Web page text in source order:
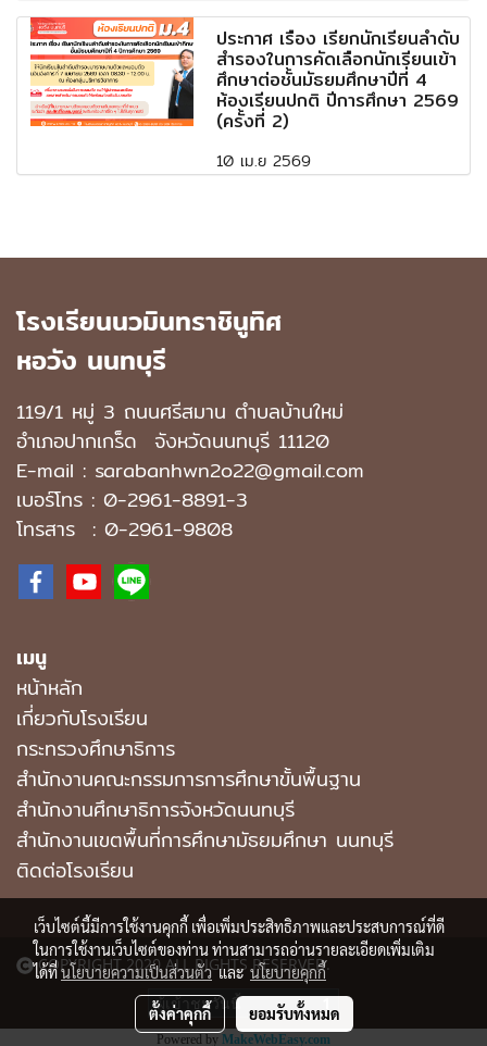
ประกาศ เรื่อง เรียกนักเรียนลำดับ
สำรองในการคัดเลือกนักเรียนเข้า
ศึกษาต่อชั้นมัธยมศึกษาปีที่ 4
ห้องเรียนปกติ ปีการศึกษา 2569
(ครั้งที่ 2)
10 เม.ย 2569
โรงเรียนนวมินทราชินูทิศ
หอวัง นนทบุรี
119/1 หมู่ 3 ถนนศรีสมาน ตำบลบ้านใหม่
อำเภอปากเกร็ด จังหวัดนนทบุรี 11120
E-mail : sarabanhwn2o22@gmail.com
เบอร์โทร : 0-2961-8891-3
โทรสาร : 0-2961-9808
เมนู
หน้าหลัก
เกี่ยวกับโรงเรียน
กระทรวงศึกษาธิการ
สำนักงานคณะกรรมการการศึกษาขั้นพื้นฐาน
สำนักงานศึกษาธิการจังหวัดนนทบุรี
สํานักงานเขตพื้นที่การศึกษามัธยมศึกษา นนทบุรี
ติดต่อโรงเรียน
COPYRIGHT 2020 ALL RIGHTS RESERVED.
ผู้เข้าชมวันนี้
1
Powered by MakeWebEasy.com
เว็บไซต์นี้มีการใช้งานคุกกี้ เพื่อเพิ่มประสิทธิภาพและประสบการณ์ที่ดี
ในการใช้งานเว็บไซต์ของท่าน ท่านสามารถอ่านรายละเอียดเพิ่มเติม
ได้ที่นโยบายความเป็นส่วนตัวและนโยบายคุกกี้
ตั้งค่าคุกกี้ ยอมรับทั้งหมด